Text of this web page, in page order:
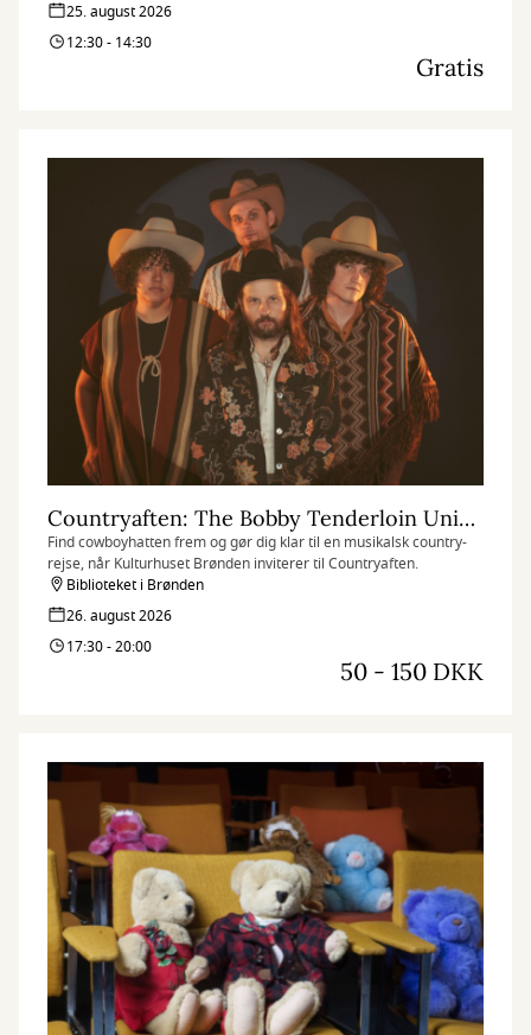
25. august 2026
12:30 - 14:30
Gratis
Countryaften: The Bobby Tenderloin Universe og Aske Skat (med mulighed for fællesspisning)
Find cowboyhatten frem og gør dig klar til en musikalsk country-
rejse, når Kulturhuset Brønden inviterer til Countryaften.
Biblioteket i Brønden
26. august 2026
17:30 - 20:00
50 - 150 DKK